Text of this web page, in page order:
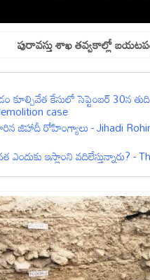
పురావస్తు శాఖ తవ్వకాల్లో
కేసులో సెప్టెంబర్‌ 30న
case
జిహాదీ రోహింగ్యాలు - Jihadi
ఎందుకు ఇస్లాంని వదిలేస్తున్నారు? -